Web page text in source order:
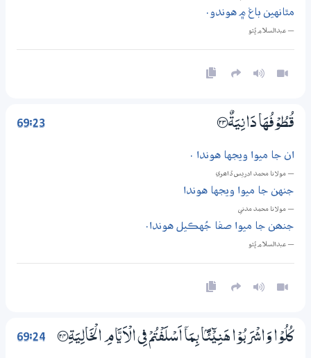
مٿانهين باغ ۾ هوندو.
— عبدالسلام ڀُٽو
69:23 قُطُوْفُهَا دَانِيَةٌ ؀23
ان جا ميوا ويجها هوندا .
— مولانا محمد ادريس ڏاھري
جنهن جا ميوا ويجها هوندا
— مولانا محمد مدني
جنھن جا ميوا صفا جُهڪيل هوندا.
— عبدالسلام ڀُٽو
69:24 كُلُوْا وَاشْرَبُوْا هَنِيْۗئًۢا بِـمَآ اَسْلَفْتُمْ فِي الْاَيَّامِ الْخَالِيَةِ ؀24